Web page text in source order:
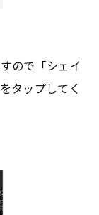
ので「シェイ
タップしてく